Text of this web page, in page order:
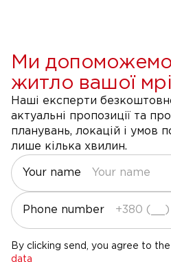
Ми
житло вашої
Наші експерти
актуальні пропозиції та
планувань, локацій і умов
лише кілька хвилин.
Your name
Phone number
By clicking send, you agree to the
data